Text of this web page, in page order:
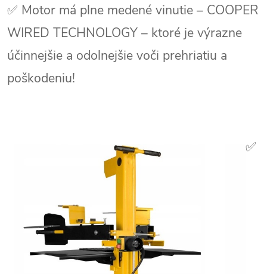
✅ Motor má plne medené vinutie – COOPER
WIRED TECHNOLOGY – ktoré je výrazne
účinnejšie a odolnejšie voči prehriatiu a
poškodeniu!
✅